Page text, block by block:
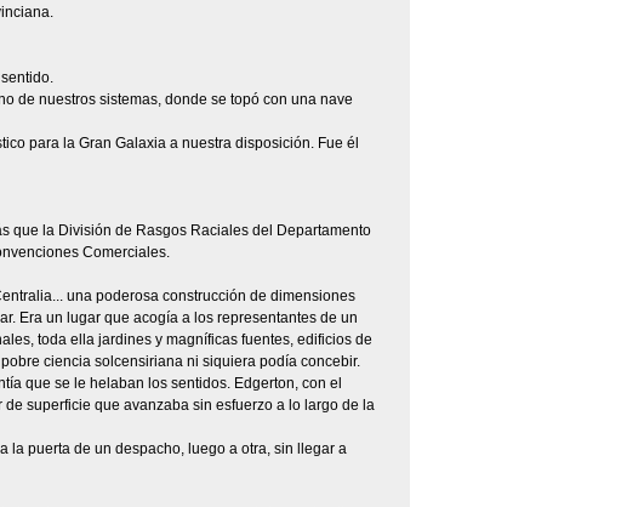
de nuestros sistemas, donde se topó con una nave
para la Gran Galaxia a nuestra disposición. Fue él
que la División de Rasgos Raciales del Departamento
Comerciales.
una poderosa construcción de dimensiones
Era un lugar que acogía a los representantes de un
toda ella jardines y magníficas fuentes, edificios de
ciencia solcensiriana ni siquiera podía concebir.
que se le helaban los sentidos. Edgerton, con el
superficie que avanzaba sin esfuerzo a lo largo de la
la puerta de un despacho, luego a otra, sin llegar a